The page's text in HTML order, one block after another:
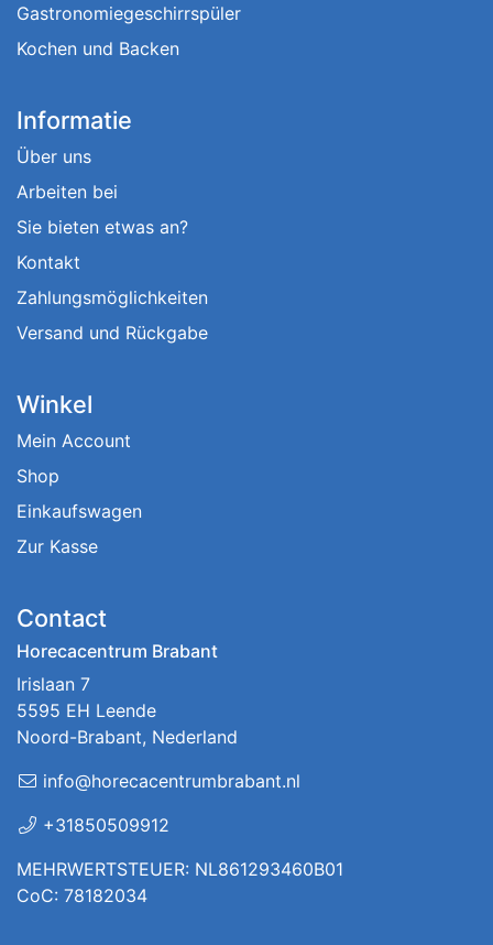
Gastronomiegeschirrspüler
Kochen und Backen
Informatie
Über uns
Arbeiten bei
Sie bieten etwas an?
Kontakt
Zahlungsmöglichkeiten
Versand und Rückgabe
Winkel
Mein Account
Shop
Einkaufswagen
Zur Kasse
Contact
Horecacentrum Brabant
Irislaan 7
5595 EH Leende
Noord-Brabant, Nederland
info@horecacentrumbrabant.nl
+31850509912
MEHRWERTSTEUER: NL861293460B01
CoC: 78182034